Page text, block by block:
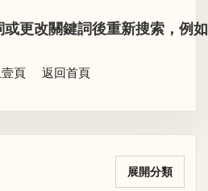
展開分類
更改關鍵詞後重新搜索，例
頁 返回首頁